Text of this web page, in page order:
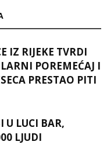
IZ RIJEKE TVRDI
POREMEĆAJ I
PRESTAO PITI
U LUCI BAR,
LJUDI